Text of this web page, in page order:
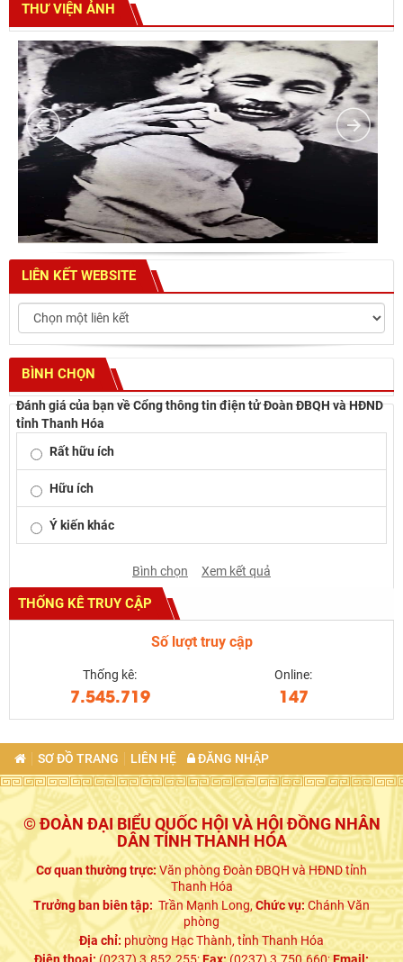
THƯ VIỆN ẢNH
LIÊN KẾT WEBSITE
BÌNH CHỌN
Đánh giá của bạn về Cổng thông tin điện tử Đoàn ĐBQH và HĐND
tỉnh Thanh Hóa
Rất hữu ích
Hữu ích
Ý kiến khác
Bình chọn Xem kết quả
THỐNG KÊ TRUY CẬP
Số lượt truy cập
Thống kê:
7.545.719
Online:
147
SƠ ĐỒ TRANG LIÊN HỆ ĐĂNG NHẬP
© ĐOÀN ĐẠI BIỂU QUỐC HỘI VÀ HỘI ĐỒNG NHÂN
DÂN TỈNH THANH HÓA
Cơ quan thường trực:Văn phòng Đoàn ĐBQH và HĐND tỉnh
Thanh Hóa
Trưởng ban biên tập: Trần Mạnh Long,Chức vụ:Chánh Văn
phòng
Địa chỉ: phường Hạc Thành, tỉnh Thanh Hóa